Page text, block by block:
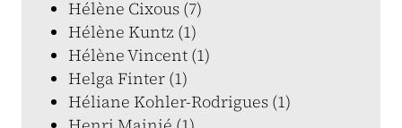
Hélène Cixous (7)
Hélène Kuntz (1)
Hélène Vincent (1)
Helga Finter (1)
Héliane Kohler-Rodrigues (1)